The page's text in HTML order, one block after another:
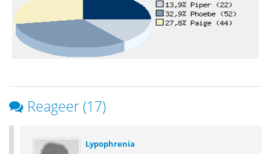
Reageer (17)
Lypophrenia